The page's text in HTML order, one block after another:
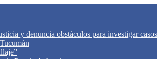
y denuncia obstáculos para investigar